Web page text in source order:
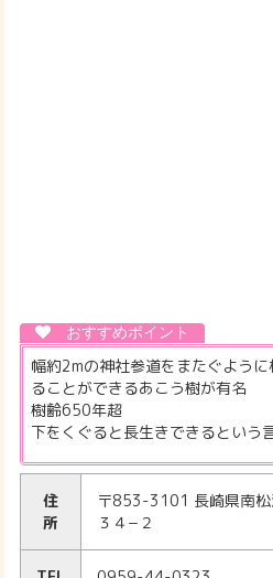
幅約2mの神社参道をまたぐよう
ることができるあこう樹が有名
樹齢650年超
下をくぐると長生きできるという
住
所
〒853-3101 長崎県南松
３４−２